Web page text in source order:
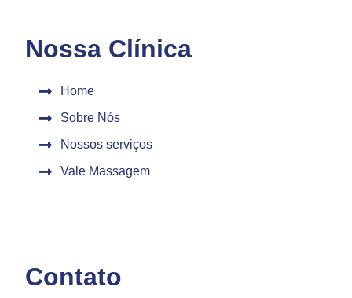
Nossa Clínica
Home
Sobre Nós
Nossos serviços
Vale Massagem
Contato